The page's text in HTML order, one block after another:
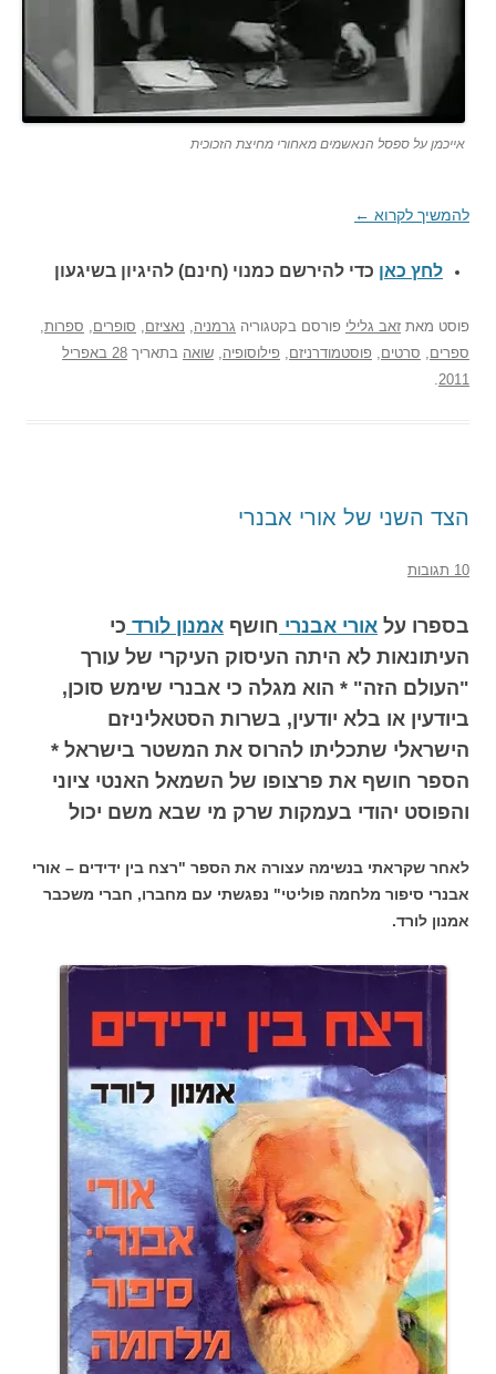
אייכמן על ספסל הנאשמים מאחורי מחיצת הזכוכית
להמשיך לקרוא ←
לחץ כאן כדי להירשם כמנוי (חינם) להיגיון בשיגעון
פוסט מאת זאב גלילי פורסם בקטגוריה גרמניה נאציזם סופרים ספרות
ספרים
סרטים פוסטמודרניזם פילוסופיה שואה בתאריך
28 באפריל
2011
הצד השני של אורי אבנרי
10 תגובות
בספרו על אורי אבנרי חושף אמנון לורד כי
העיתונאות לא היתה העיסוק העיקרי של עורך
"העולם הזה" * הוא מגלה כי אבנרי שימש סוכן,
ביודעין או בלא יודעין, בשרות הסטאליניזם
הישראלי שתכליתו להרוס את המשטר בישראל *
הספר חושף את פרצופו של השמאל האנטי ציוני
והפוסט יהודי בעמקות שרק מי שבא משם יכול
לאחר שקראתי בנשימה עצורה את הספר "רצח בין ידידים – אורי
אבנרי סיפור מלחמה פוליטי" נפגשתי עם מחברו, חברי משכבר
אמנון לורד.